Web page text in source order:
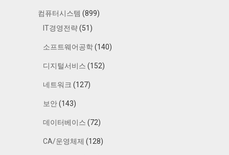
컴퓨터시스템 (899)
IT경영전략(51)
소프트웨어공학(140)
디지털서비스 (152)
네트워크 (127)
보안(143)
데이터베이스 (72)
CA/운영체제 (128)